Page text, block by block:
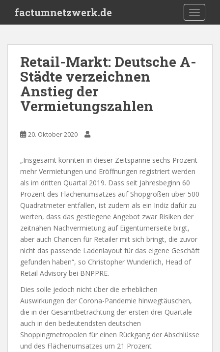
i
factumnetzwerk.de
Retail-Markt: Deutsche A-
Städte verzeichnen
Anstieg der
Vermietungszahlen
20. Oktober 2020
„Insgesamt konnten in dieser Zeitspanne sechs Prozent
mehr Vermietungen und Eröffnungen registriert werden
als im dritten Quartal 2019. Dass seit Jahresbeginn 60
Prozent des Flächenumsatzes auf Shopgrößen über 500
Quadratmeter entfallen, ist zudem als ein Indiz dafür zu
werten, dass das gestiegene Angebot zwar Risiken der
zeitnahen Nachvermietung auf Eigentümerseite birgt,
aber auch Chancen für Retailer mit sich bringt, die zuvor
nicht das passende Ladenlayout für das eigene Geschäft
gefunden haben“, so Christopher Wunderlich, Head of
Retail Advisory bei BNPPRE.
Dies solle jedoch nicht über die erheblichen
Auswirkungen der Corona-Pandemie hinwegtäuschen,
die in der Gesamtbetrachtung der ersten drei Quartale
auch in den bedeutendsten deutschen
Shoppingmetropolen für einen Rückgang der Abschlüsse
und des Flächenumsatzes um 21 Prozent